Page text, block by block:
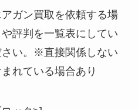
ガン買取を依頼する場
評判を一覧表にしてい
さい。※直接関係しない
れている場合あり